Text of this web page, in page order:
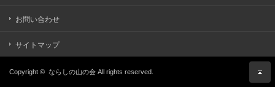
お問い合わせ
サイトマップ
Copyright © ならしの山の会 All rights reserved.